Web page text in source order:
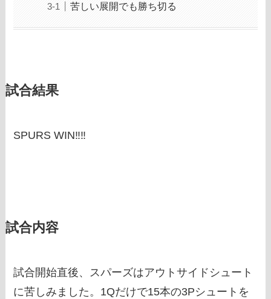
苦しい展開でも勝ち切る
試合結果
SPURS WIN‼‼
試合内容
試合開始直後、スパーズはアウトサイドシュート
に苦しみました。1Qだけで15本の3Pシュートを